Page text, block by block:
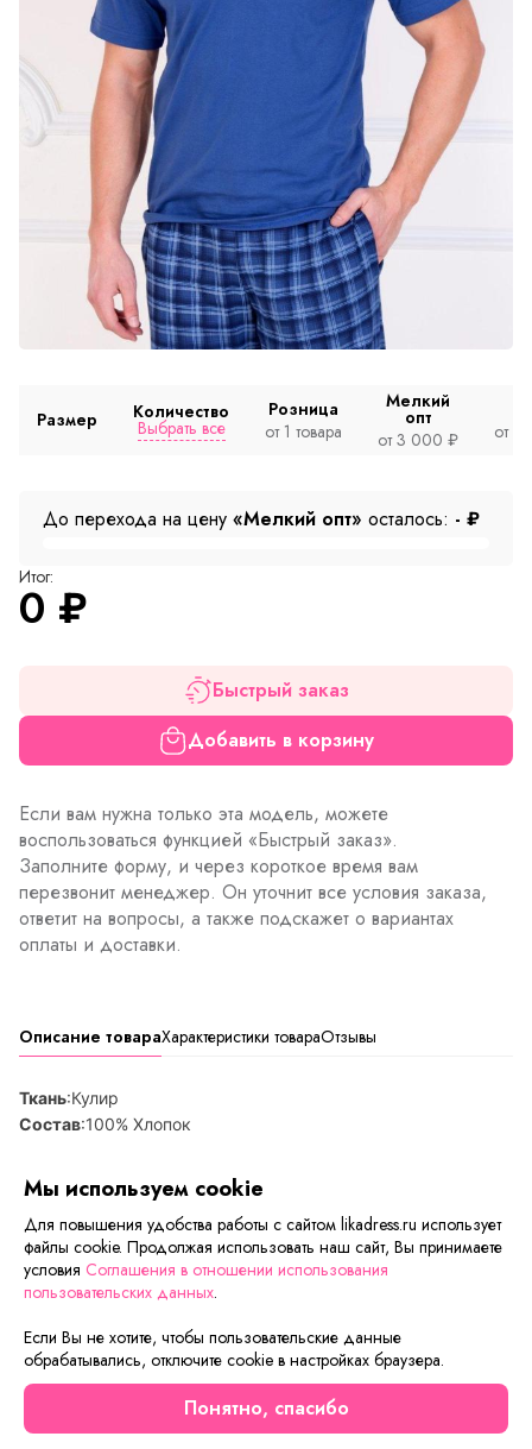
Размер Количество
Выбрать все
Розница
от 1 товара
Мелкий
опт
от 3 000 ₽
от
До перехода на цену «Мелкий опт» осталось: - ₽
Итог:
0 ₽
Быстрый заказ
Добавить в корзину
Если вам нужна только эта модель, можете
воспользоваться функцией «Быстрый заказ».
Заполните форму, и через короткое время вам
перезвонит менеджер. Он уточнит все условия заказа,
ответит на вопросы, а также подскажет о вариантах
оплаты и доставки.
Описание товараХарактеристики товараОтзывы
Ткань:Кулир
Состав:100% Хлопок
Товар уценен в виду незначительного дефекта на
ткани
Сейчас на сайте смотрят
Осталось мало Скидка
Мы используем cookie
Для повышения удобства работы с сайтом likadress.ru использует
файлы cookie. Продолжая использовать наш сайт, Вы принимаете
условия Соглашения в отношении использования
пользовательских данных.
Если Вы не хотите, чтобы пользовательские данные
обрабатывались, отключите cookie в настройках браузера.
Понятно, спасибо